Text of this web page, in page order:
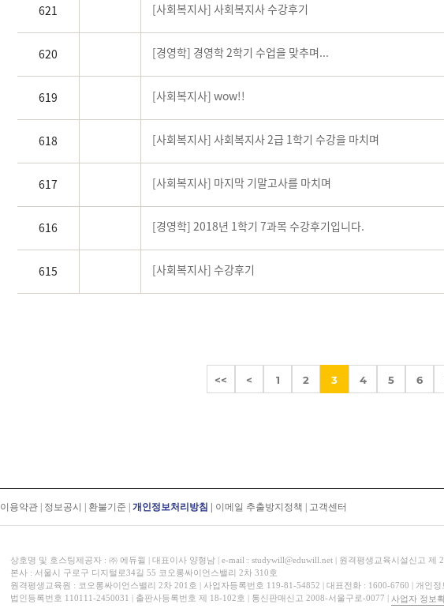
621 [사회복지사] 사회복지사 수강후기
620 [경영학] 경영학 2학기 수업을 맞추며...
619 [사회복지사] wow!!
618 [사회복지사] 사회복지사 2급 1학기 수강을 마치며
617 [사회복지사] 마지막 기말고사를 마치며
616 [경영학] 2018년 1학기 7과목 수강후기입니다.
615 [사회복지사] 수강후기
<< < 1 2 3 4 5 6
이용약관 정보공시 환불기준 개인정보처리방침 이메일 추출방지정책 고객센터
상호명 및 호스팅제공자 : ㈜ 에듀윌 | 대표이사 양형남 | e-mail : studywill@eduwill.net | 원격평생교육시설신고 제
본사 : 서울시 구로구 디지털로34길 55 코오롱싸이언스밸리 2차 310호
원격평생교육원 : 코오롱싸이언스밸리 2차 201호 | 사업자등록번호 119-81-54852 | 대표전화 : 1600-6760 | 개인
법인등록번호 110111-2450031 | 출판사등록번호 제 18-102호 | 통신판매신고 2008-서울구로-0077 | 사업자 정보